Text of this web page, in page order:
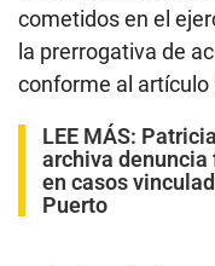
cometidos en el
la prerrogativa de
conforme al artículo
LEE MÁS:
archiva
en casos
Puerto